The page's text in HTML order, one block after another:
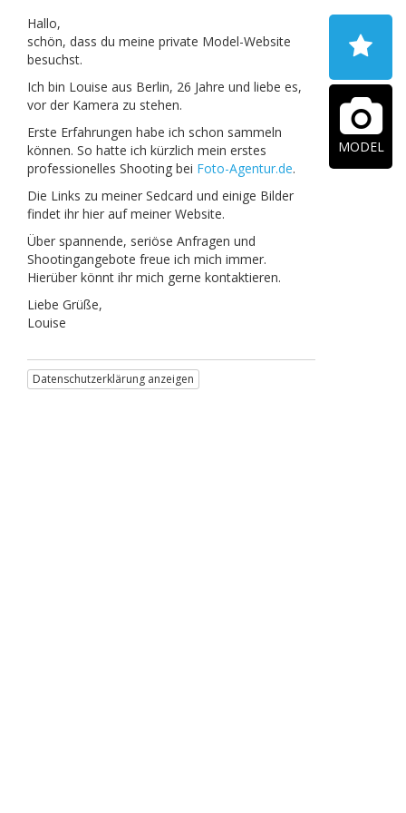
Hallo,
schön, dass du meine private Model-Website
besuchst.
Ich bin Louise aus Berlin, 26 Jahre und liebe es,
vor der Kamera zu stehen.
Erste Erfahrungen habe ich schon sammeln
können. So hatte ich kürzlich mein erstes
professionelles Shooting bei Foto-Agentur.de.
Die Links zu meiner Sedcard und einige Bilder
findet ihr hier auf meiner Website.
Über spannende, seriöse Anfragen und
Shootingangebote freue ich mich immer.
Hierüber könnt ihr mich gerne kontaktieren.
Liebe Grüße,
Louise
Datenschutzerklärung anzeigen
MODEL